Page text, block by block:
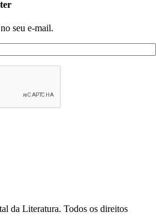
seu e-mail.
da Literatura. Todos os direitos